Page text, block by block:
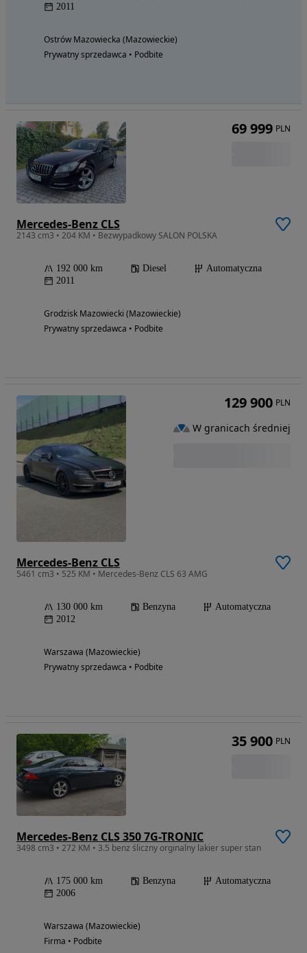
2011
Ostrów Mazowiecka (Mazowieckie)
Prywatny sprzedawca • Podbite
Mercedes-Benz CLS
2143 cm3 • 204 KM • Bezwypadkowy SALON POLSKA
192 000 km Diesel
Automatyczna
2011
Grodzisk Mazowiecki (Mazowieckie)
Prywatny sprzedawca • Podbite
69 999 PLN
Mercedes-Benz CLS
5461 cm3 • 525 KM • Mercedes-Benz CLS 63 AMG
130 000 km Benzyna
Automatyczna
2012
Warszawa (Mazowieckie)
Prywatny sprzedawca • Podbite
129 900 PLN
W granicach średniej
Mercedes-Benz CLS 350 7G-TRONIC
3498 cm3 • 272 KM • 3.5 benz śliczny orginalny lakier super stan
175 000 km Benzyna
Automatyczna
2006
Warszawa (Mazowieckie)
Firma • Podbite
35 900 PLN